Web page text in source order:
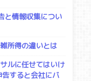
と情報収集につい
所得の違いとは
ルに任せてはいけ
すると会社にバ